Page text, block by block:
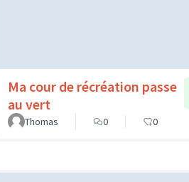
Ma cour de récréation passe
au vert
Thomas
0 0